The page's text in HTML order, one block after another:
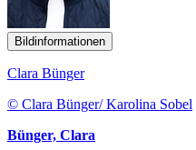
Bildinformationen
Clara Bünger
© Clara Bünger/ Karolina Sobel
Bünger, Clara